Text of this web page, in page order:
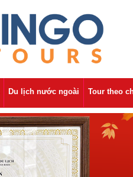
Du lịch nước ngoài Tour theo